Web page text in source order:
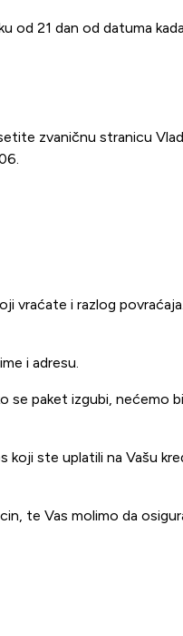
21 dan od datuma
zvaničnu stranicu
vraćate i razlog
i adresu.
se paket izgubi,
ste uplatili na Vašu
te Vas molimo da